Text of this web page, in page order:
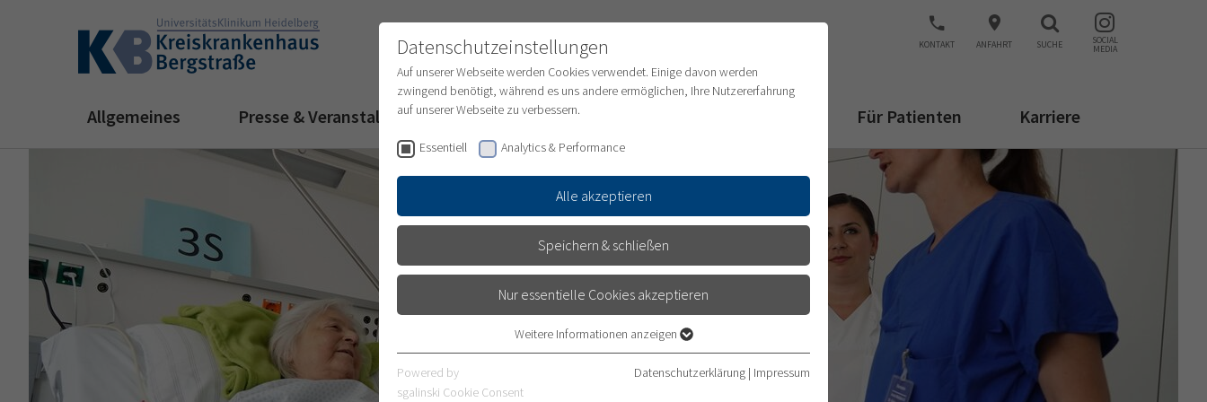
KONTAKT ANFAHRT SUCHE SOCIAL
MEDIA
Allgemeines Presse & Veranstaltungen Medizinische Abteilungen Für Patienten Karriere
Datenschutzeinstellungen
Auf unserer Webseite werden Cookies verwendet. Einige davon werden
zwingend benötigt, während es uns andere ermöglichen, Ihre Nutzererfahrung
auf unserer Webseite zu verbessern.
Essentiell Analytics & Performance
Alle akzeptieren
Speichern & schließen
Nur essentielle Cookies akzeptieren
Essentielle Cookies werden für grundlegende Funktionen der Webseite
benötigt. Dadurch ist gewährleistet, dass die Webseite einwandfrei
Weitere Informationen anzeigen
Powered by
sgalinski Cookie Consent
Datenschutzerklärung | Impressum